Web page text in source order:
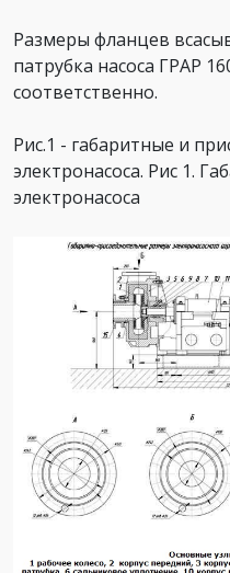
Размеры фланцев
патрубка насоса ГРАР
соответственно.
Рис.1 - габаритные и
электронасоса. Рис 1.
электронасоса